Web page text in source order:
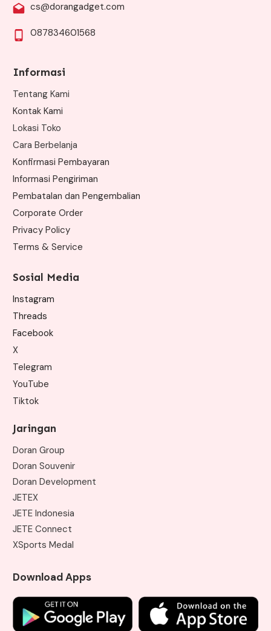
cs@dorangadget.com
087834601568
Informasi
Tentang Kami
Kontak Kami
Lokasi Toko
Cara Berbelanja
Konfirmasi Pembayaran
Informasi Pengiriman
Pembatalan dan Pengembalian
Corporate Order
Privacy Policy
Terms & Service
Sosial Media
Instagram
Threads
Facebook
X
Telegram
YouTube
Tiktok
Jaringan
Doran Group
Doran Souvenir
Doran Development
JETEX
JETE Indonesia
JETE Connect
XSports Medal
Download Apps